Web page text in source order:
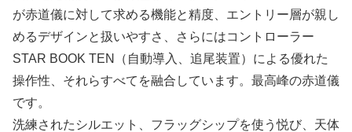
が赤道儀に対して求める機能と精度、エントリー層が親し
めるデザインと扱いやすさ、さらにはコントローラー
STAR BOOK TEN（自動導入、追尾装置）による優れた
操作性、それらすべてを融合しています。最高峰の赤道儀
です。
洗練されたシルエット、フラッグシップを使う悦び、天体